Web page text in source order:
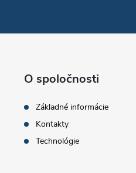
O spoločnosti
Základné informácie
Kontakty
Technológie